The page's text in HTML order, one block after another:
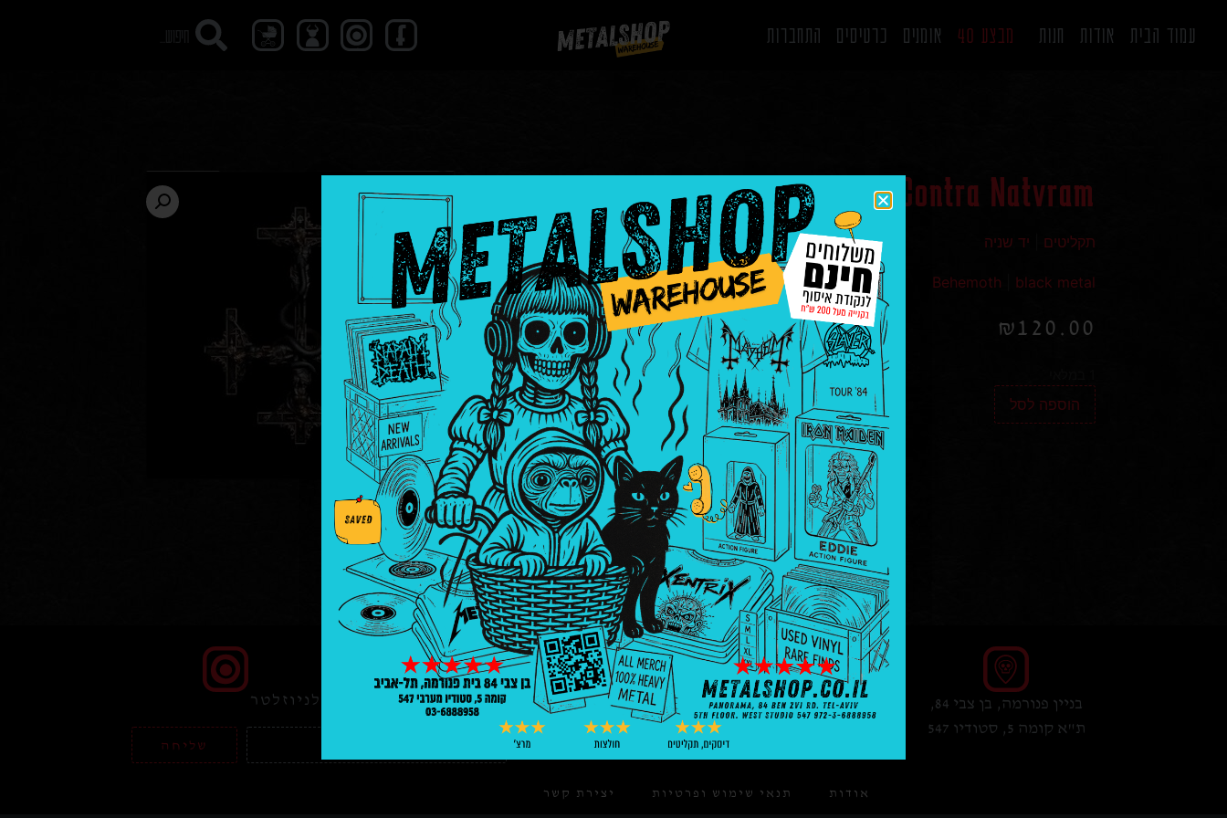
עמוד הבית אודות חנות מבצע 40 אומנים כרטיסים התחברות
Behemoth ‎– Opvs Contra Natvram
תקליטים יד שניה
Behemoth black metal
₪120.00
הוספה לסל
בניין פנורמה, בן צבי 84,
ת"א קומה 5, סטודיו 547
03-6888958
א'-ה' 10:00-18:00
ו' 10:00-15:00
הצטרפו לניוזלטר
שליחה
אודות תנאי שימוש ופרטיות יצירת קשר